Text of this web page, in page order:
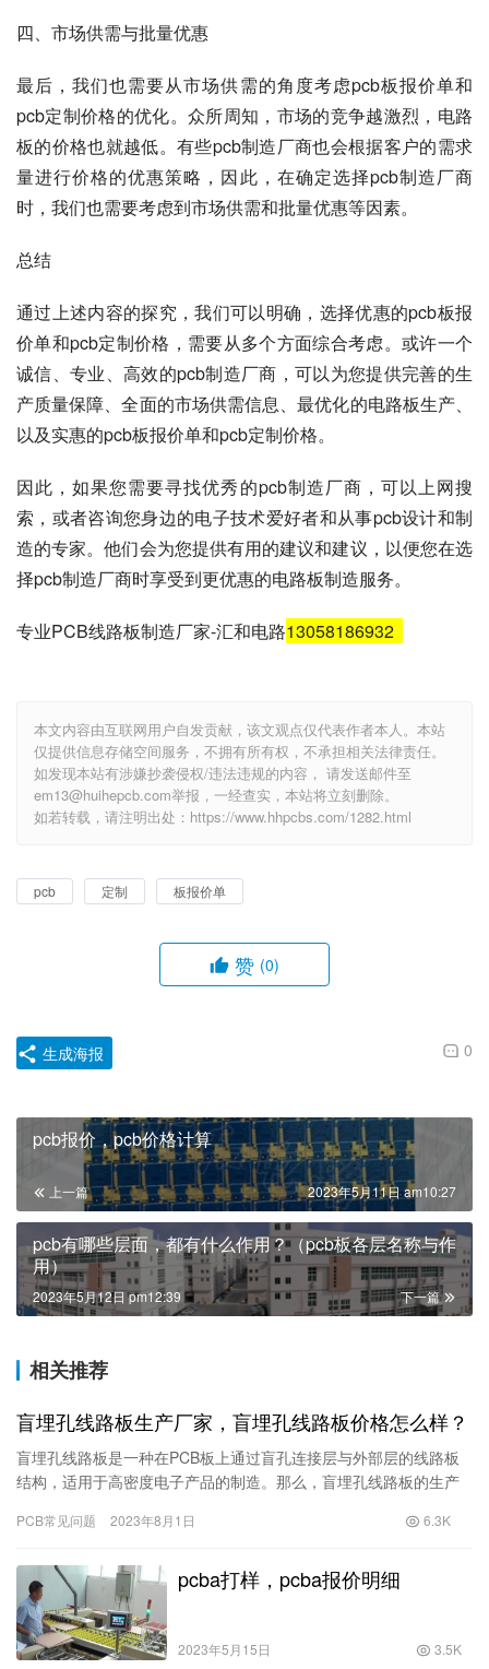
四、市场供需与批量优惠
最后，我们也需要从市场供需的角度考虑pcb板报价单和
pcb定制价格的优化。众所周知，市场的竞争越激烈，电路
板的价格也就越低。有些pcb制造厂商也会根据客户的需求
量进行价格的优惠策略，因此，在确定选择pcb制造厂商
时，我们也需要考虑到市场供需和批量优惠等因素。
总结
通过上述内容的探究，我们可以明确，选择优惠的pcb板报
价单和pcb定制价格，需要从多个方面综合考虑。或许一个
诚信、专业、高效的pcb制造厂商，可以为您提供完善的生
产质量保障、全面的市场供需信息、最优化的电路板生产、
以及实惠的pcb板报价单和pcb定制价格。
因此，如果您需要寻找优秀的pcb制造厂商，可以上网搜
索，或者咨询您身边的电子技术爱好者和从事pcb设计和制
造的专家。他们会为您提供有用的建议和建议，以便您在选
择pcb制造厂商时享受到更优惠的电路板制造服务。
专业PCB线路板制造厂家-汇和电路13058186932
本文内容由互联网用户自发贡献，该文观点仅代表作者本人。本站
仅提供信息存储空间服务，不拥有所有权，不承担相关法律责任。
如发现本站有涉嫌抄袭侵权/违法违规的内容， 请发送邮件至
em13@huihepcb.com举报，一经查实，本站将立刻删除。
如若转载，请注明出处：https://www.hhpcbs.com/1282.html
pcb 定制 板报价单
赞 (0)
0
生成海报
pcb报价，pcb价格计算
上一篇 2023年5月11日 am10:27
pcb有哪些层面，都有什么作用？（pcb板各层名称与作
用）
下一篇
2023年5月12日 pm12:39
相关推荐
盲埋孔线路板生产厂家，盲埋孔线路板价格怎么样？
盲埋孔线路板是一种在PCB板上通过盲孔连接层与外部层的线路板
结构，适用于高密度电子产品的制造。那么，盲埋孔线路板的生产
介绍…
PCB常见问题 2023年8月1日 6.3K
pcba打样，pcba报价明细
2023年5月15日 3.5K